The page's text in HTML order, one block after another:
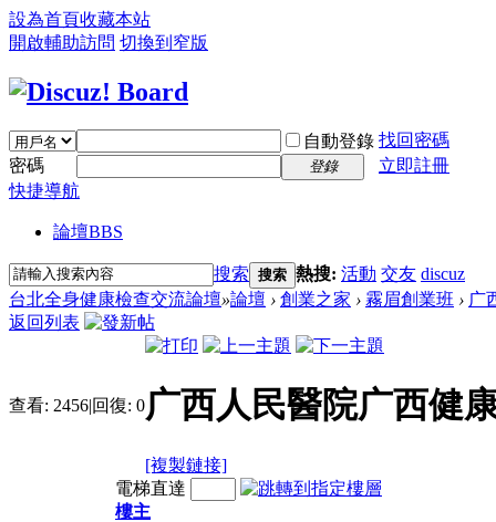
設為首頁收藏本站
開啟輔助訪問 切換到窄版
自動登錄 找回密碼
密碼
登錄
立即註冊
快捷導航
論壇BBS
搜索 搜索 熱搜: 活動 交友 discuz
台北全身健康檢查交流論壇»論壇 › 創業之家 › 霧眉創業班 › 广
返回列表
查看: 2456|回復: 0广西人民醫院广西健
[複製鏈接]
電梯直達
樓主